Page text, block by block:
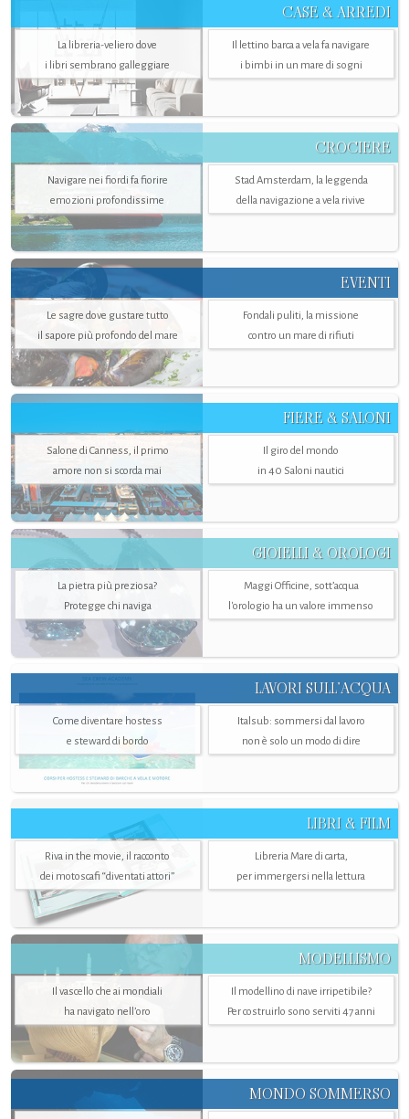
CASE & ARREDI
La libreria-veliero dove
i libri sembrano galleggiare
Il lettino barca a vela fa navigare
i bimbi in un mare di sogni
CROCIERE
Navigare nei fiordi fa fiorire
emozioni profondissime
Stad Amsterdam, la leggenda
della navigazione a vela rivive
EVENTI
Le sagre dove gustare tutto
il sapore più profondo del mare
Fondali puliti, la missione
contro un mare di rifiuti
FIERE & SALONI
Salone di Canness, il primo
amore non si scorda mai
Il giro del mondo
in 40 Saloni nautici
GIOIELLI & OROLOGI
La pietra più preziosa?
Protegge chi naviga
Maggi Officine, sott’acqua
l'orologio ha un valore immenso
LAVORI SULL’ACQUA
Come diventare hostess
e steward di bordo
Italsub: sommersi dal lavoro
non è solo un modo di dire
LIBRI & FILM
Riva in the movie, il racconto
dei motoscafi “diventati attori”
Libreria Mare di carta,
per immergersi nella lettura
MODELLISMO
Il vascello che ai mondiali
ha navigato nell’oro
Il modellino di nave irripetibile?
Per costruirlo sono serviti 47 anni
MONDO SOMMERSO